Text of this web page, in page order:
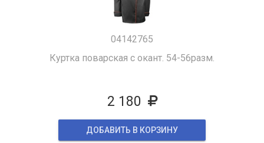
04142765
Куртка поварская с окант. 54-56разм.
2 180
ДОБАВИТЬ В КОРЗИНУ